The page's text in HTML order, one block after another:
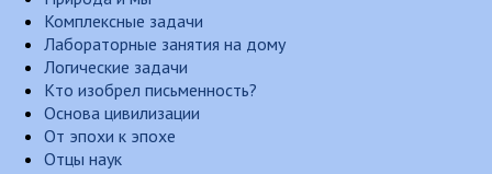
Комплексные задачи
Лабораторные занятия на дому
Логические задачи
Кто изобрел письменность?
Основа цивилизации
От эпохи к эпохе
Отцы наук